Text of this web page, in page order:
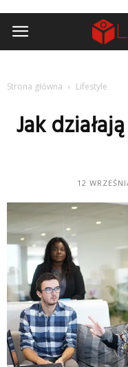
Strona główna Lifestyle
Jak
12